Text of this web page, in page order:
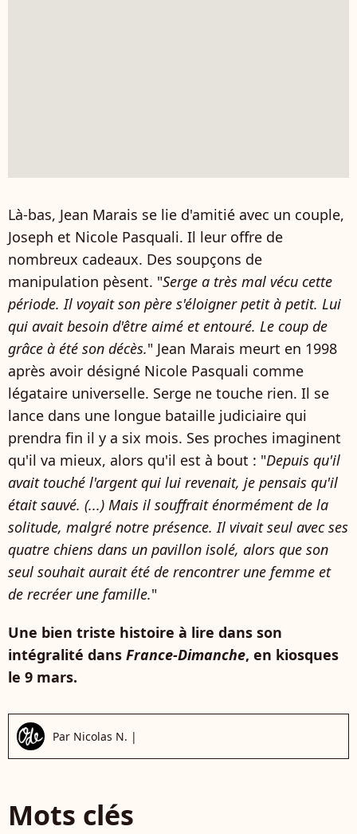
Là-bas, Jean Marais se lie d'amitié avec un couple,
Joseph et Nicole Pasquali. Il leur offre de
nombreux cadeaux. Des soupçons de
manipulation pèsent. "Serge a très mal vécu cette
période. Il voyait son père s'éloigner petit à petit. Lui
qui avait besoin d'être aimé et entouré. Le coup de
grâce à été son décès." Jean Marais meurt en 1998
après avoir désigné Nicole Pasquali comme
légataire universelle. Serge ne touche rien. Il se
lance dans une longue bataille judiciaire qui
prendra fin il y a six mois. Ses proches imaginent
qu'il va mieux, alors qu'il est à bout : "Depuis qu'il
avait touché l'argent qui lui revenait, je pensais qu'il
était sauvé. (...) Mais il souffrait énormément de la
solitude, malgré notre présence. Il vivait seul avec ses
quatre chiens dans un pavillon isolé, alors que son
seul souhait aurait été de rencontrer une femme et
de recréer une famille."
Une bien triste histoire à lire dans son
intégralité dans France-Dimanche, en kiosques
le 9 mars.
Par Nicolas N. |
Mots clés